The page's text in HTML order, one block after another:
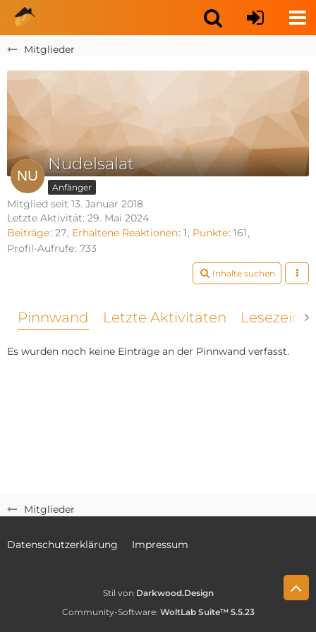
Mitglieder
Mitglieder
Nudelsalat
Anfänger
Mitglied seit 13. Januar 2018
Letzte Aktivität: 29. Mai 2024
Beiträge 27 Erhaltene Reaktionen 1 Punkte 161
Profil-Aufrufe 733
Inhalte suchen
Pinnwand Letzte Aktivitäten
Es wurden noch keine Einträge an der Pinnwand verfasst.
Datenschutzerklärung Impressum
Stil von Darkwood.Design
Community-Software: WoltLab Suite™ 5.5.23